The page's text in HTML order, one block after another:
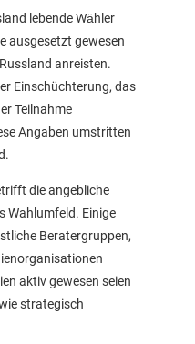
lebende Wähler
ausgesetzt gewesen
anreisten.
Einschüchterung, das
Teilnahme
Angaben umstritten
die angebliche
Wahlumfeld. Einige
Beratergruppen,
aktiv gewesen seien
strategisch